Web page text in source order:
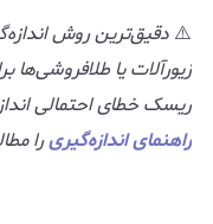
⚠️دقیق‌ترین روش
زیورآلات یا
ریسک خطای احتمالی
راهنمای اندازه‌گیریرا